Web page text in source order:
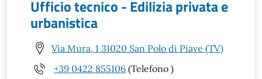
Ufficio tecnico - Edilizia privata e
urbanistica
Via Mura, 1 31020 San Polo di Piave (TV)
+39 0422 855106 (Telefono )